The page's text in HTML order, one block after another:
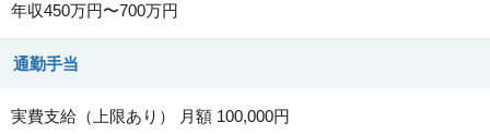
年収450万円〜700万円
通勤手当
実費支給（上限あり） 月額 100,000円